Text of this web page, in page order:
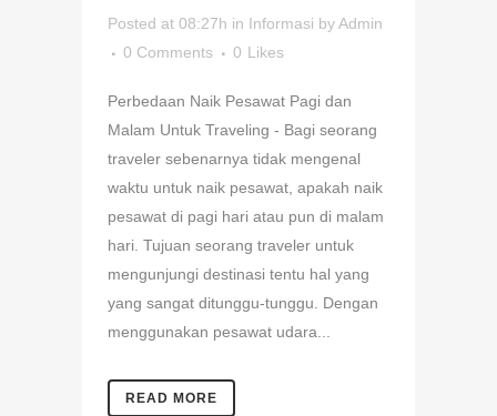
Posted at 08:27h in Informasi byAdmin
0 Comments
0 Likes
Perbedaan Naik Pesawat Pagi dan
Malam Untuk Traveling - Bagi seorang
traveler sebenarnya tidak mengenal
waktu untuk naik pesawat, apakah naik
pesawat di pagi hari atau pun di malam
hari. Tujuan seorang traveler untuk
mengunjungi destinasi tentu hal yang
yang sangat ditunggu-tunggu. Dengan
menggunakan pesawat udara...
READ MORE